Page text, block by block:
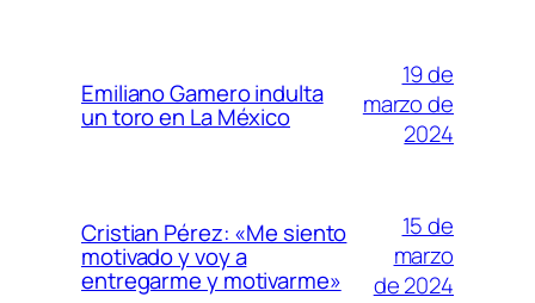
Emiliano Gamero indulta
un toro en La México
19 de
marzo de
2024
Cristian Pérez: «Me siento
motivado y voy a
entregarme y motivarme»
15 de
marzo
de 2024